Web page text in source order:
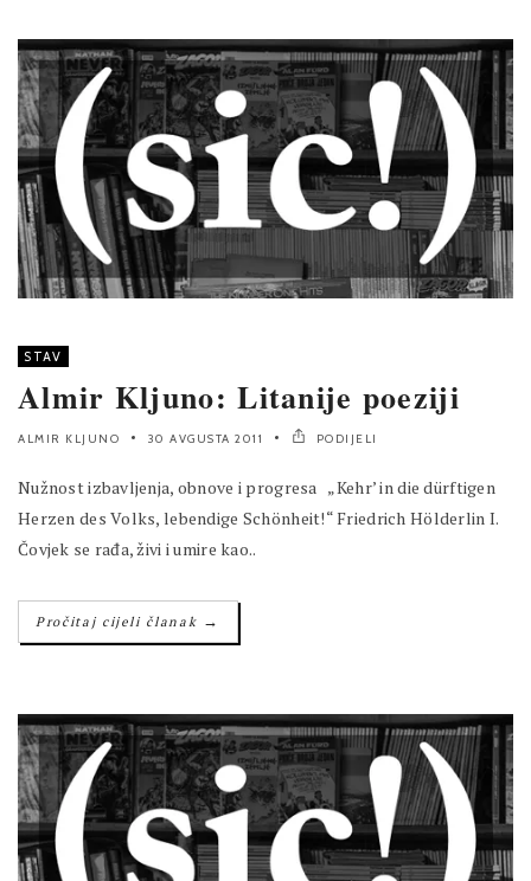
STAV
Almir Kljuno: Litanije poeziji
ALMIR KLJUNO 30 AVGUSTA 2011 PODIJELI
Nužnost izbavljenja, obnove i progresa „Kehr’ in die dürftigen
Herzen des Volks, lebendige Schönheit!“ Friedrich Hölderlin I.
Čovjek se rađa, živi i umire kao..
Pročitaj cijeli članak →